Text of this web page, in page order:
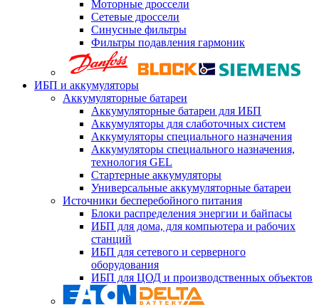
Моторные дроссели
Сетевые дроссели
Синусные фильтры
Фильтры подавления гармоник
ИБП и аккумуляторы
Аккумуляторные батареи
Аккумуляторные батареи для ИБП
Аккумуляторы для слаботочных систем
Аккумуляторы специального назначения
Аккумуляторы специального назначения,
технология GEL
Стартерные аккумуляторы
Универсальные аккумуляторные батареи
Источники бесперебойного питания
Блоки распределения энергии и байпасы
ИБП для дома, для компьютера и рабочих
станций
ИБП для сетевого и серверного
оборудования
ИБП для ЦОД и производственных объектов